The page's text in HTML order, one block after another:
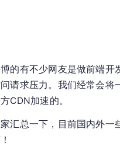
的有不少网友是做前端开
请求压力。我们经常会将
CDN加速的。
汇总一下，目前国内外一